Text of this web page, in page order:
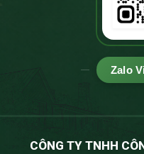
Zalo
CÔNG TY TNHH